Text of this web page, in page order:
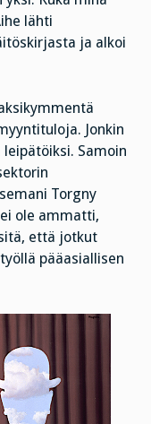
lähti
ja alkoi
Jonkin
Samoin
Torgny
ole ammatti,
että jotkut
pääasiallisen